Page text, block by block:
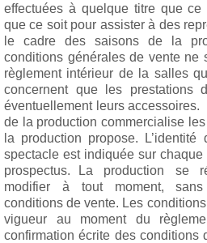
effectuées à quelque titre que
que ce soit pour assister à des
le cadre des saisons de la
conditions générales de vente ne
règlement intérieur de la salles
concernent que les prestations
éventuellement leurs
de la production commercialise
la production propose.
spectacle est indiquée sur
prospectus. La production se
modifier à tout moment,
conditions de vente. Les
vigueur au moment du
confirmation écrite des conditions